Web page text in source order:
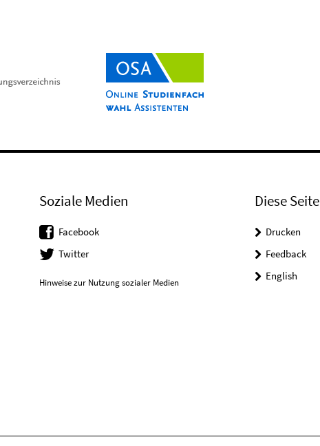
Soziale Medien
Facebook
Twitter
Hinweise zur Nutzung sozialer Medien
Diese Seite
Drucken
Feedback
English